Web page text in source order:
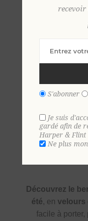
Découvrez le
été, envelours
facile à porter,
recevoir
S'abonner
Je suis
gardé afin de
Harper & Flint
Ne plus